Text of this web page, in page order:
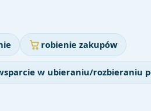
robienie zakupów
w ubieraniu/rozbieraniu